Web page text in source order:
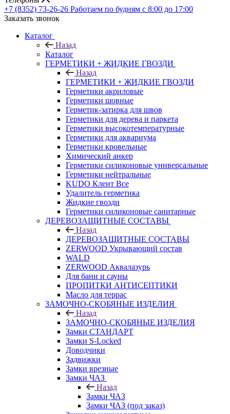
+7 (8352) 73-26-26 Работаем по будням с 8:00 до 17:00
Заказать звонок
Каталог
Назад
Каталог
ГЕРМЕТИКИ + ЖИДКИЕ ГВОЗДИ
Назад
ГЕРМЕТИКИ + ЖИДКИЕ ГВОЗДИ
Герметики акриловые
Герметики шовные
Герметик-затирка для швов
Герметики для дерева и паркета
Герметики высокотемпературные
Герметики для аквариума
Герметики кровельные
Химический анкер
Герметики силиконовые универсальные
Герметики нейтральные
KUDO Клеит Все
Удалитель герметика
Жидкие гвозди
Герметики силиконовые санитарные
ДЕРЕВОЗАЩИТНЫЕ СОСТАВЫ
Назад
ДЕРЕВОЗАЩИТНЫЕ СОСТАВЫ
ZERWOOD Укрывающий состав
WALD
ZERWOOD Аквалазурь
Для бани и сауны
ПРОПИТКИ АНТИСЕПТИКИ
Масло для террас
ЗАМОЧНО-СКОБЯНЫЕ ИЗДЕЛИЯ
Назад
ЗАМОЧНО-СКОБЯНЫЕ ИЗДЕЛИЯ
Замки СТАНДАРТ
Замки S-Locked
Доводчики
Задвижки
Замки врезные
Замки ЧАЗ
Назад
Замки ЧАЗ
Замки ЧАЗ (под заказ)